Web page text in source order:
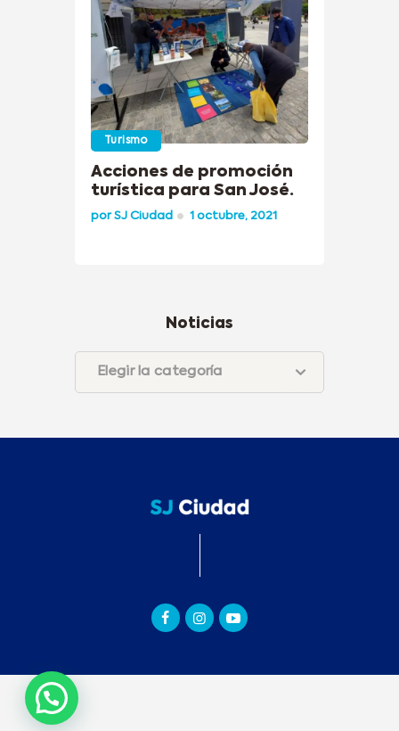
Turismo
Acciones de promoción
turística para San José.
porSJ Ciudad 1 octubre, 2021
Noticias